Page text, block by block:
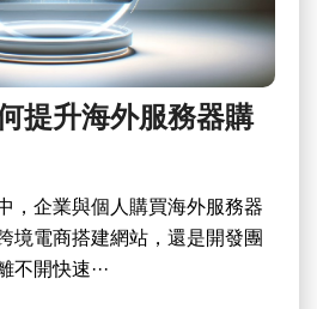
提升海外服務器購
，企業與個人購買海外服務器
境電商搭建網站，還是開發團
開快速···